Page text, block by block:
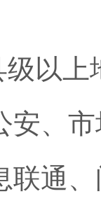
上地
安、
联通